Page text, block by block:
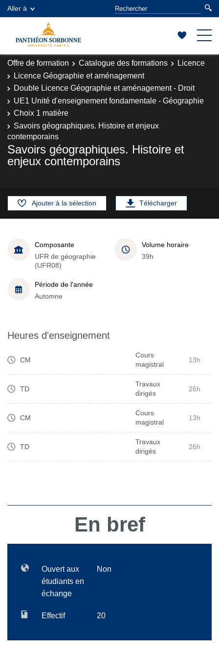
Aller à
Offre de formation Catalogue des formations
Licence
Licence Géographie et aménagement
Double Licence Géographie et aménagement - Droit
UE1 Unité d'enseignement fondamentale - Géographie
Choix 1 matière
Savoirs géographiques. Histoire et enjeux
contemporains
Savoirs géographiques. Histoire et
enjeux contemporains
Ajouter à la sélection Télécharger
Composante
UFR de géographie
(UFR08)
Volume horaire
39h
Période de l'année
Automne
Heures d'enseignement
CM
Cours
magistral
13h
TD
Travaux
dirigés
26h
CM
Cours
magistral
13h
TD
Travaux
dirigés
26h
En bref
Ouvert aux
étudiants en
échange
Non
Effectif 20